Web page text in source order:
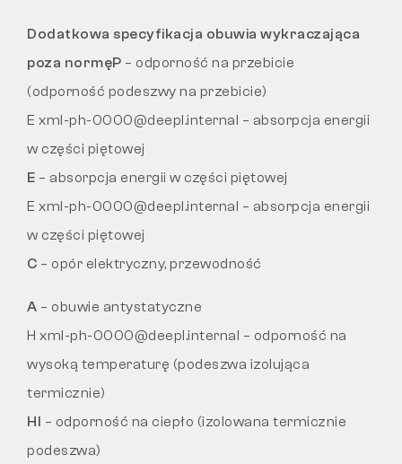
Dodatkowa specyfikacja obuwia wykraczająca
poza normęP – odporność na przebicie
(odporność podeszwy na przebicie)
E xml-ph-0000@deepl.internal – absorpcja energii
w części piętowej
E – absorpcja energii w części piętowej
E xml-ph-0000@deepl.internal – absorpcja energii
w części piętowej
C – opór elektryczny, przewodność
A – obuwie antystatyczne
H xml-ph-0000@deepl.internal – odporność na
wysoką temperaturę (podeszwa izolująca
termicznie)
Hl – odporność na ciepło (izolowana termicznie
podeszwa)